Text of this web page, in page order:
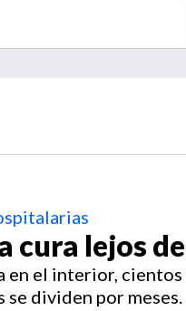
cura lejos
el interior,
dividen por meses.